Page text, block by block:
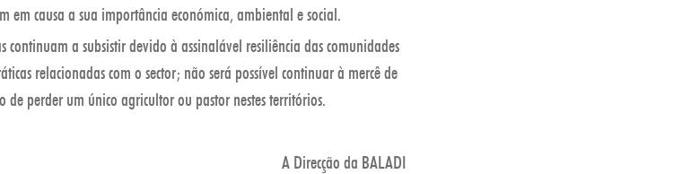
em causa a sua importância económica, ambiental e social.
continuam a subsistir devido à assinalável resiliência das comunidades
relacionadas com o sector; não será possível continuar à mercê de
perder um único agricultor ou pastor nestes territórios.
A Direcção da BALADI